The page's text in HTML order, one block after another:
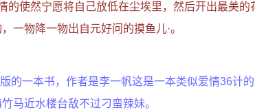
使然宁愿将自己放低在尘埃里，然后开出最美的
一物降一物出自元好问的摸鱼儿·。
的一本书，作者是李一帆这是一本类似爱情36计
马近水楼台敌不过刁蛮辣妹。